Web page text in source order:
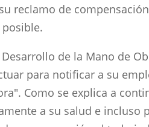
reclamo de
de la Mano de
para notificar a su
Como se explica a
a su salud e incluso